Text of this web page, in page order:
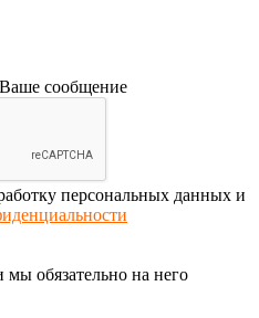
Ваше сообщение
персональных данных и
обязательно на него